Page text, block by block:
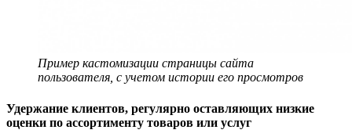
Пример кастомизации страницы сайта
пользователя, с учетом истории его просмотров
Удержание клиентов, регулярно оставляющих низкие
оценки по ассортименту товаров или услуг